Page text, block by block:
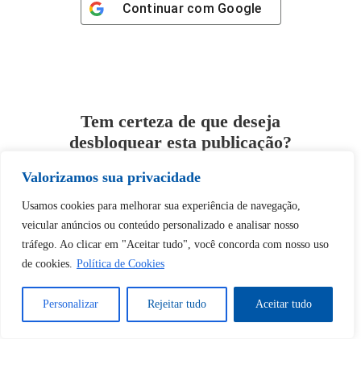
Valorizamos sua privacidade
Usamos cookies para melhorar sua experiência de navegação,
veicular anúncios ou conteúdo personalizado e analisar nosso
tráfego. Ao clicar em "Aceitar tudo", você concorda com nosso uso
de cookies. Política de Cookies
Personalizar Rejeitar tudo Aceitar tudo
Continuar com Google
Tem certeza de que deseja
desbloquear esta publicação?
Desbloquear esquerda : 0